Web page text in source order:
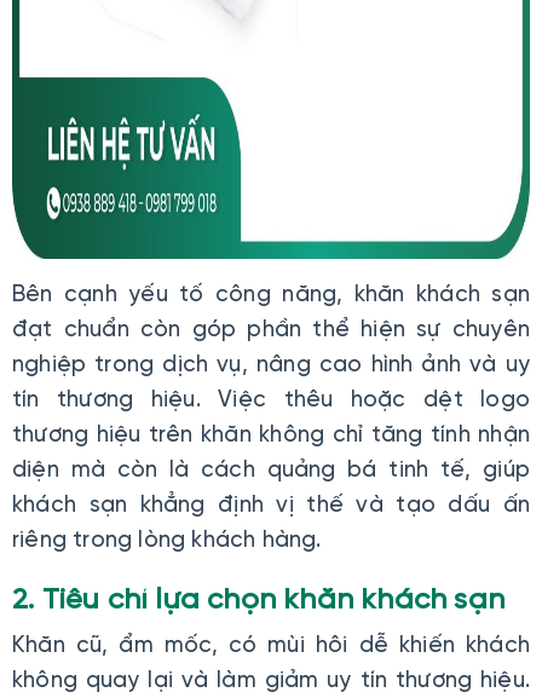
Bên cạnh yếu tố công năng, khăn khách sạn
đạt chuẩn còn góp phần thể hiện sự chuyên
nghiệp trong dịch vụ, nâng cao hình ảnh và uy
tín thương hiệu. Việc thêu hoặc dệt logo
thương hiệu trên khăn không chỉ tăng tính nhận
diện mà còn là cách quảng bá tinh tế, giúp
khách sạn khẳng định vị thế và tạo dấu ấn
riêng trong lòng khách hàng.
2. Tiêu chí lựa chọn khăn khách sạn
Khăn cũ, ẩm mốc, có mùi hôi dễ khiến khách
không quay lại và làm giảm uy tín thương hiệu.